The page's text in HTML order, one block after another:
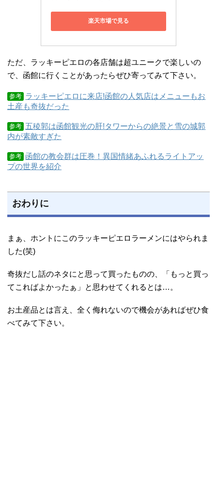
楽天市場で見る
ただ、ラッキーピエロの各店舗は超ユニークで楽しいの
で、函館に行くことがあったらぜひ寄ってみて下さい。
参考 ラッキーピエロに来店!函館の人気店はメニューもお
土産も奇抜だった
参考 五稜郭は函館観光の肝!タワーからの絶景と雪の城郭
内が素敵すぎた
参考 函館の教会群は圧巻！異国情緒あふれるライトアッ
プの世界を紹介
おわりに
まぁ、ホントにこのラッキーピエロラーメンにはやられま
した(笑)
奇抜だし話のネタにと思って買ったものの、「もっと買っ
てこればよかったぁ」と思わせてくれるとは…。
お土産品とは言え、全く侮れないので機会があればぜひ食
べてみて下さい。